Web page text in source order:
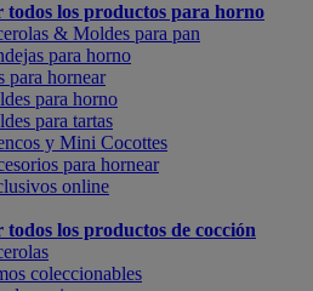
todos los productos para horno
& Moldes para pan
para horno
para hornear
para horno
para tartas
y Mini Cocottes
para hornear
online
todos los productos de cocción
coleccionables